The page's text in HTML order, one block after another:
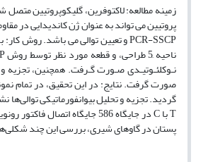
زمینه مطالعه: لاکتوفرین، گلیکوپروتیین
پستان در گاوهای شیری، بررسی این چند